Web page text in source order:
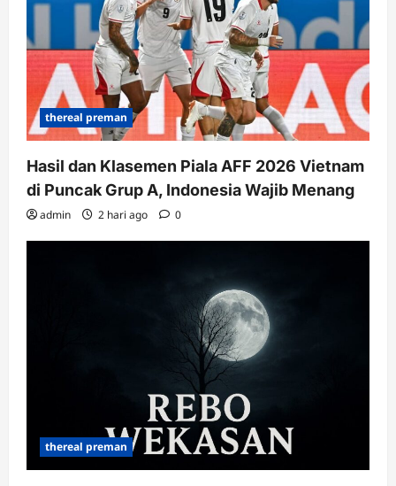
thereal preman
Hasil dan Klasemen Piala AFF 2026 Vietnam
di Puncak Grup A, Indonesia Wajib Menang
admin 2 hari ago 0
thereal preman